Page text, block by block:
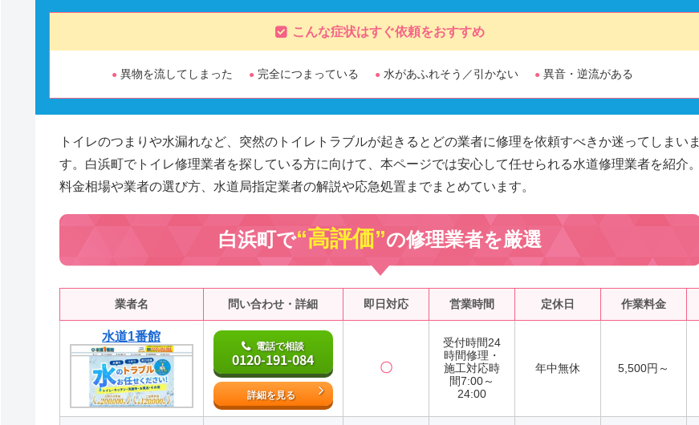
こんな症状はすぐ依頼をおすすめ
異物を流してしまった 完全につまっている 水があふれそう／引かない 異音・逆流がある
トイレのつまりや水漏れなど、突然のトイレトラブルが起きるとどの業者に修理を依頼すべきか迷ってしまいま
す。白浜町でトイレ修理業者を探している方に向けて、本ページでは安心して任せられる水道修理業者を紹介。
料金相場や業者の選び方、水道局指定業者の解説や応急処置までまとめています。
白浜町で“高評価”の修理業者を厳選
業者名 問い合わせ・詳細 即日対応 営業時間 定休日 作業料金
水道1番館
電話で相談
0120-191-084
詳細を見る
〇
受付時間24
時間修理・
施工対応時
間7:00～
24:00
年中無休 5,500円～